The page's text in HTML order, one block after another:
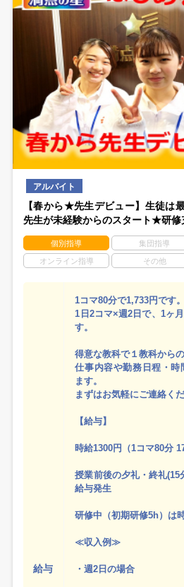
アルバイト
【春から★先生デビュー】生徒は
先生が未経験からのスタート★研修
個別指導 集団指導
オンライン指導 その他
給与
1コマ80分で1,733円です
1日2コマ×週2日で、1ヶ
す。
得意な教科で１教科から
仕事内容や勤務日程・時
ます。
まずはお気軽にご連絡く
【給与】
時給1300円（1コマ80分
授業前後の夕礼・終礼(15
給与発生
研修中（初期研修5h）は
≪収入例≫
・週2日の場合